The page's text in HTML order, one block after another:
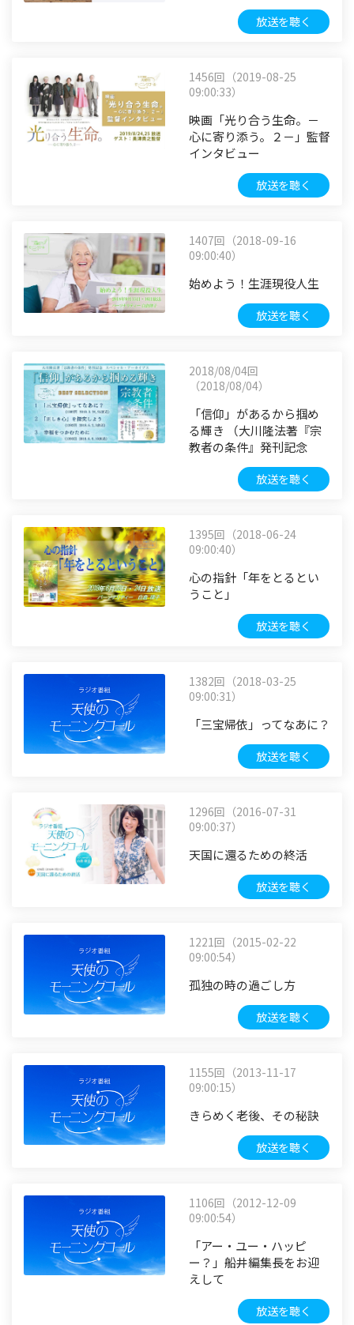
放送を聴く
1456回（2019-08-25
09:00:33）
映画「光り合う生命。－
心に寄り添う。２－」監督
インタビュー
放送を聴く
1407回（2018-09-16
09:00:40）
始めよう！生涯現役人生
放送を聴く
2018/08/04回
（2018/08/04）
「信仰」があるから掴め
る輝き （大川隆法著『宗
教者の条件』発刊記念
放送を聴く
1395回（2018-06-24
09:00:40）
心の指針「年をとるとい
うこと」
放送を聴く
1382回（2018-03-25
09:00:31）
「三宝帰依」ってなあに？
放送を聴く
1296回（2016-07-31
09:00:37）
天国に還るための終活
放送を聴く
1221回（2015-02-22
09:00:54）
孤独の時の過ごし方
放送を聴く
1155回（2013-11-17
09:00:15）
きらめく老後、その秘訣
放送を聴く
1106回（2012-12-09
09:00:54）
「アー・ユー・ハッピ
ー？」船井編集長をお迎
えして
放送を聴く